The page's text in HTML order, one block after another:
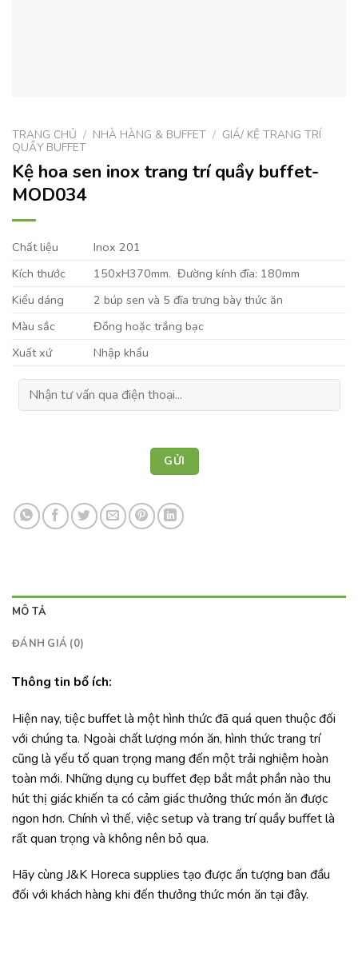
TRANG CHỦ / NHÀ HÀNG & BUFFET / GIÁ/ KỆ TRANG TRÍ
QUẦY BUFFET
Kệ hoa sen inox trang trí quầy buffet-
MOD034
Chất liệu
Inox 201
Kích thước
150xH370mm. Đường kính đĩa: 180mm
Kiểu dáng
2 búp sen và 5 đĩa trưng bày thức ăn
Màu sắc
Đồng hoặc trắng bạc
Xuất xứ
Nhập khẩu
MÔ TẢ
ĐÁNH GIÁ (0)
Thông tin bổ ích:
Hiện nay, tiệc buffet là một hình thức đã quá quen thuộc đối
với chúng ta. Ngoài chất lượng món ăn, hình thức trang trí
cũng là yếu tố quan trọng mang đến một trải nghiệm hoàn
toàn mới. Những dụng cụ buffet đẹp bắt mắt phần nào thu
hút thị giác khiến ta có cảm giác thưởng thức món ăn được
ngon hơn. Chính vì thế, việc setup và trang trí quầy buffet là
rất quan trọng và không nên bỏ qua.
Hãy cùng J&K Horeca supplies tạo được ấn tượng ban đầu
đối với khách hàng khi đến thưởng thức món ăn tại đây.